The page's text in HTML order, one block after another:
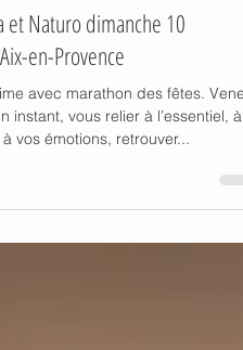
2023
1 min de lecture
et Naturo dimanche 10
en-Provence
avec marathon des fêtes. Venez,
vos émotions, retrouver...